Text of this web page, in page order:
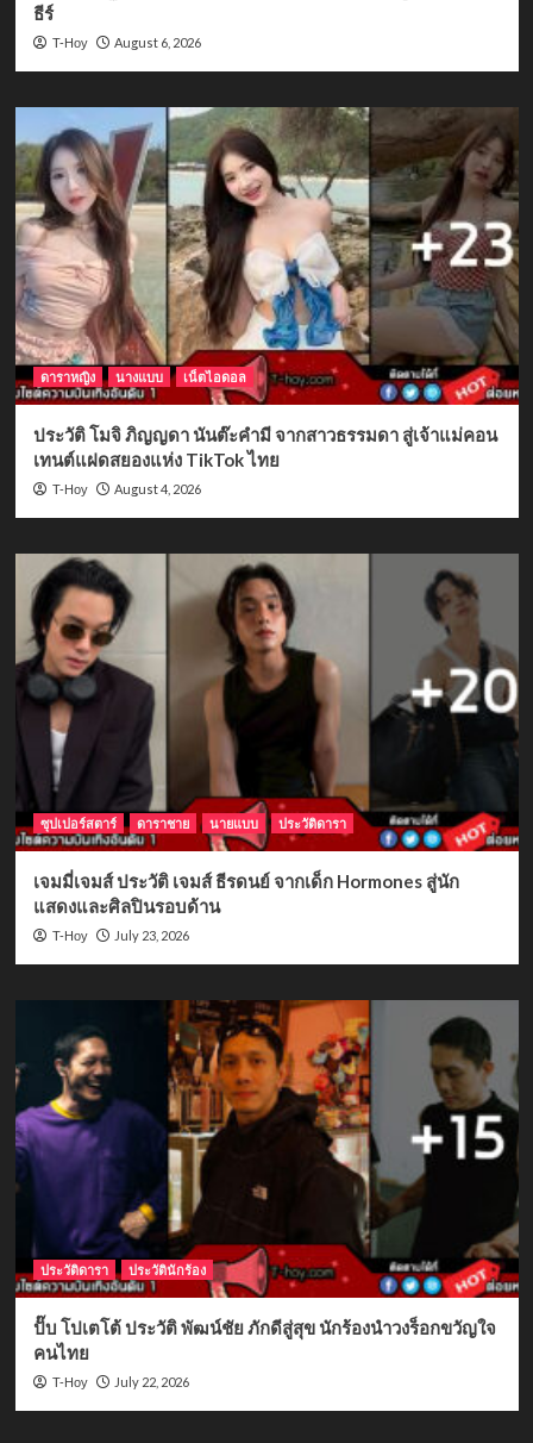
ธีร์
T-Hoy August 6, 2026
ดาราหญิง นางแบบ เน็ตไอดอล
ประวัติ โมจิ ภิญญดา นันต๊ะคำมี จากสาวธรรมดา สู่เจ้าแม่คอน
เทนต์แฝดสยองแห่ง TikTok ไทย
T-Hoy August 4, 2026
ซุปเปอร์สตาร์ ดาราชาย นายแบบ ประวัติดารา
เจมมี่เจมส์ ประวัติ เจมส์ ธีรดนย์ จากเด็ก Hormones สู่นัก
แสดงและศิลปินรอบด้าน
T-Hoy July 23, 2026
ประวัติดารา ประวัตินักร้อง
ปั๊บ โปเตโต้ ประวัติ พัฒน์ชัย ภักดีสู่สุข นักร้องนำวงร็อกขวัญใจ
คนไทย
T-Hoy July 22, 2026